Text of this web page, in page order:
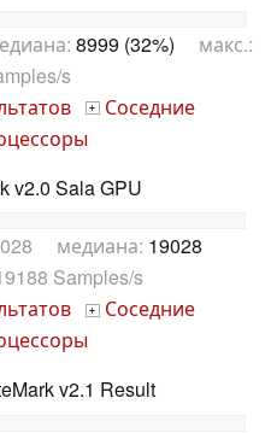
8999 (32%) макс.:
s
+ Соседние
v2.0 Sala GPU
медиана: 19028
Samples/s
+ Соседние
v2.1 Result